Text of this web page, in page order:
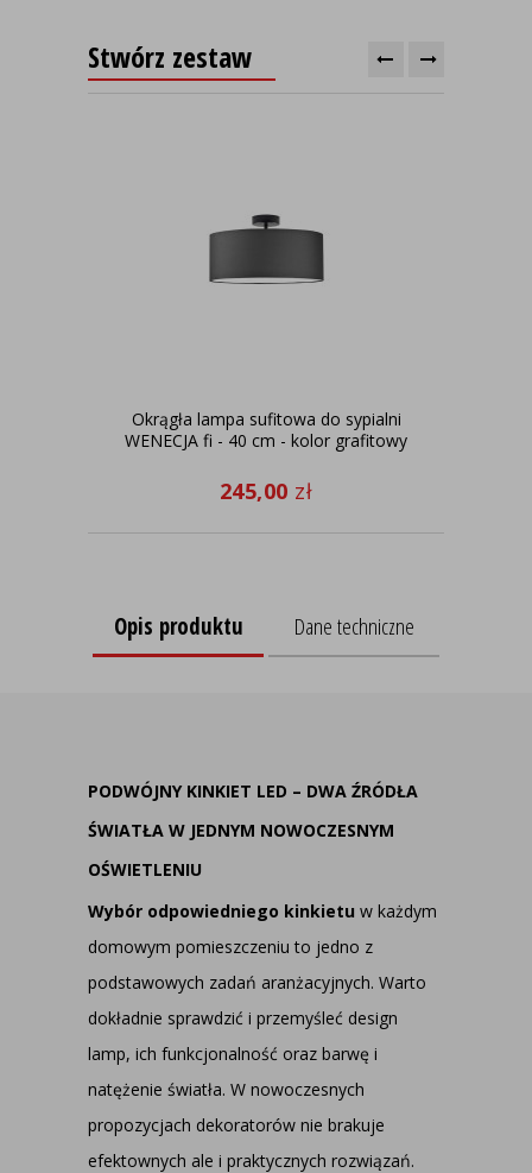
Stwórz zestaw
Okrągła lampa sufitowa do sypialni
WENECJA fi - 40 cm - kolor grafitowy
245,00 zł
Opis produktu Dane techniczne
PODWÓJNY KINKIET LED – DWA ŹRÓDŁA
ŚWIATŁA W JEDNYM NOWOCZESNYM
OŚWIETLENIU
Wybór odpowiedniego kinkietu w każdym
domowym pomieszczeniu to jedno z
podstawowych zadań aranżacyjnych. Warto
dokładnie sprawdzić i przemyśleć design
lamp, ich funkcjonalność oraz barwę i
natężenie światła. W nowoczesnych
propozycjach dekoratorów nie brakuje
efektownych ale i praktycznych rozwiązań.